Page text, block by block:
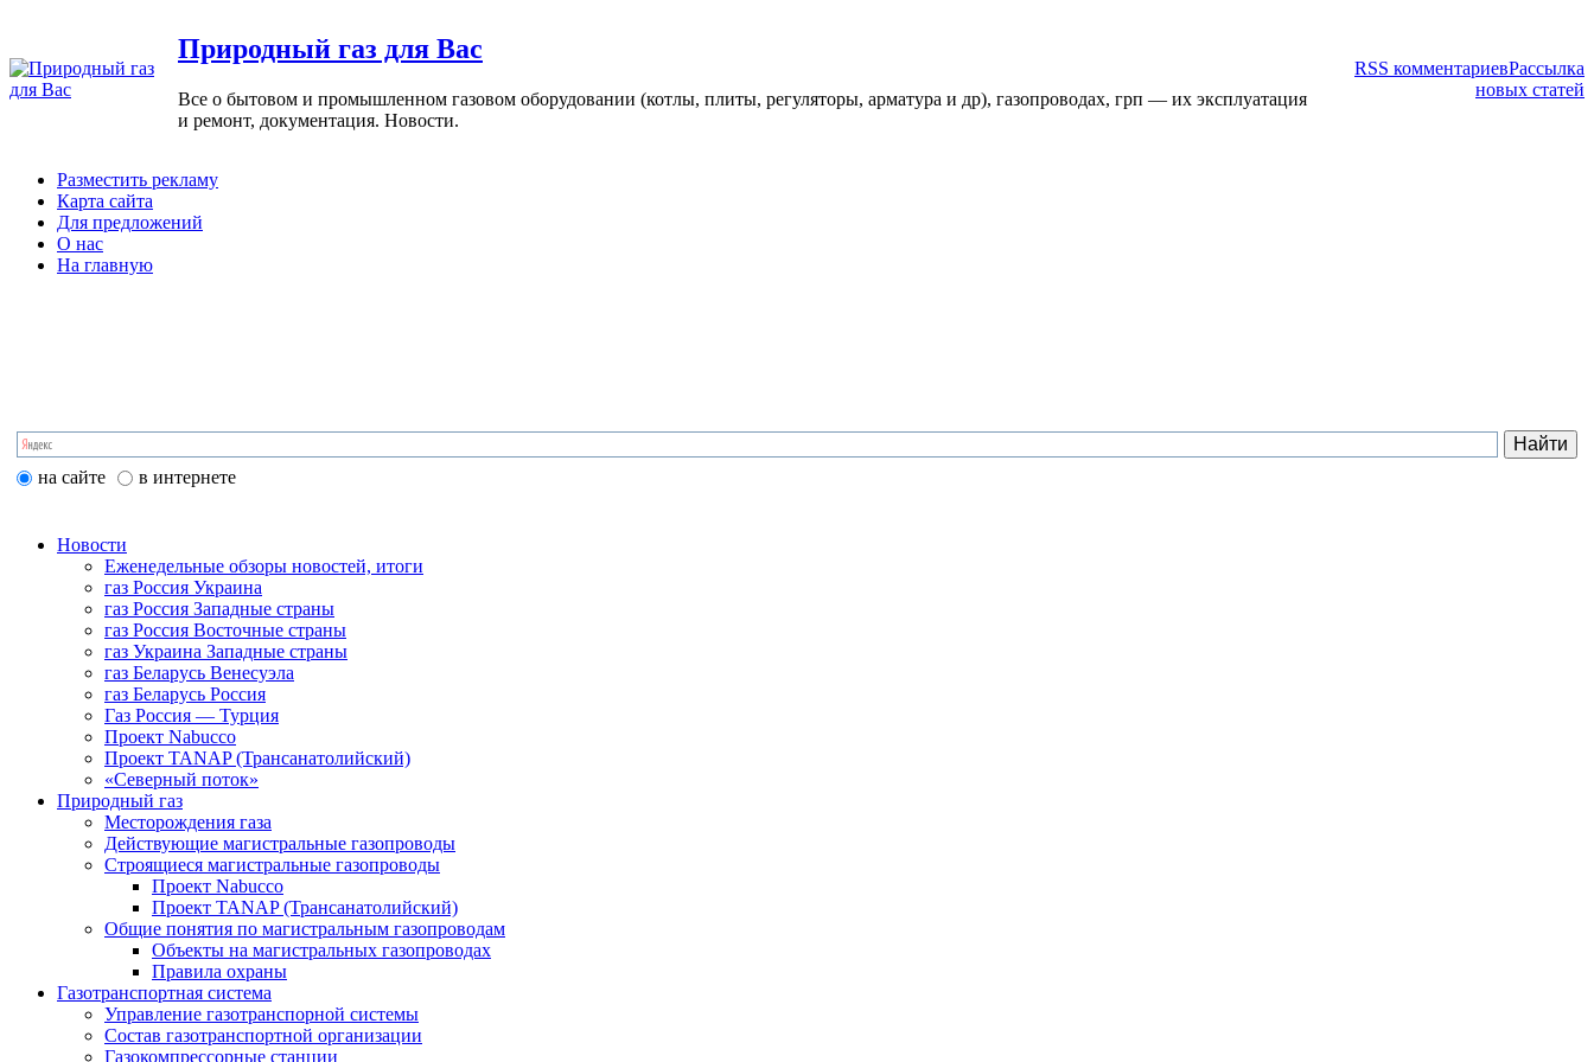
Природный газ для Вас
Все о бытовом и промышленном газовом оборудовании (котлы, плиты, регуляторы, арматура и др), газопроводах, грп — их эксплуатация
и ремонт, документация. Новости.
RSS комментариевРассылка
новых статей
Разместить рекламу
Карта сайта
Для предложений
О нас
На главную
на сайте в интернете
Новости
Еженедельные обзоры новостей, итоги
газ Россия Украина
газ Россия Западные страны
газ Россия Восточные страны
газ Украина Западные страны
газ Беларусь Венесуэла
газ Беларусь Россия
Газ Россия — Турция
Проект Nabucco
Проект TANAP (Трансанатолийский)
«Северный поток»
Природный газ
Месторождения газа
Действующие магистральные газопроводы
Строящиеся магистральные газопроводы
Проект Nabucco
Проект TANAP (Трансанатолийский)
Общие понятия по магистральным газопроводам
Объекты на магистральных газопроводах
Правила охраны
Газотранспортная система
Управление газотранспорной системы
Состав газотранспортной организации
Газокомпрессорные станции